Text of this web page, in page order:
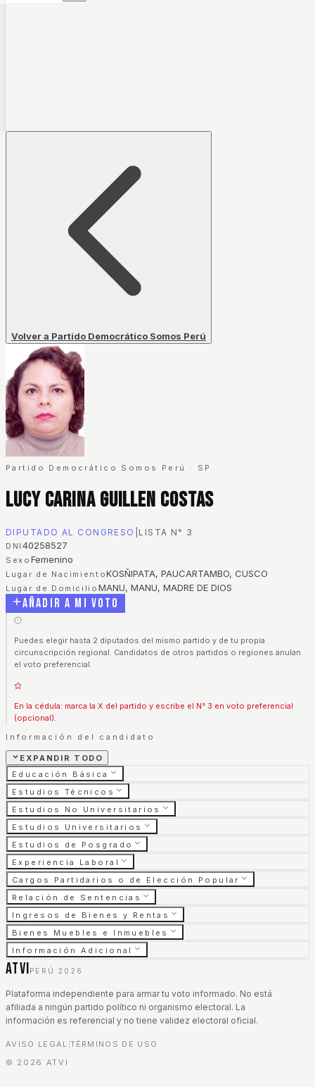
Volver a Partido Democrático Somos Perú
Partido Democrático Somos Perú · SP
Lucy Carina Guillen Costas
DIPUTADO AL CONGRESO LISTA N° 3
DNI 40258527
Sexo Femenino
Lugar de NacimientoKOSÑIPATA, PAUCARTAMBO, CUSCO
Lugar de Domicilio MANU, MANU, MADRE DE DIOS
Añadir a mi voto
Puedes elegir hasta 2 diputados del mismo partido y de tu propia
circunscripción regional. Candidatos de otros partidos o regiones anulan
el voto preferencial.
En la cédula: marca la X del partido y escribe el N° 3 en voto preferencial
(opcional).
Información del candidato
EXPANDIR TODO
Educación Básica
Estudios Técnicos
Estudios No Universitarios
Estudios Universitarios
Estudios de Posgrado
Experiencia Laboral
Cargos Partidarios o de Elección Popular
Relación de Sentencias
Ingresos de Bienes y Rentas
Bienes Muebles e Inmuebles
Información Adicional
ATVI PERÚ 2026
Plataforma independiente para armar tu voto informado. No está
afiliada a ningún partido político ni organismo electoral. La
información es referencial y no tiene validez electoral oficial.
AVISO LEGAL TÉRMINOS DE USO
© 2026 ATVI